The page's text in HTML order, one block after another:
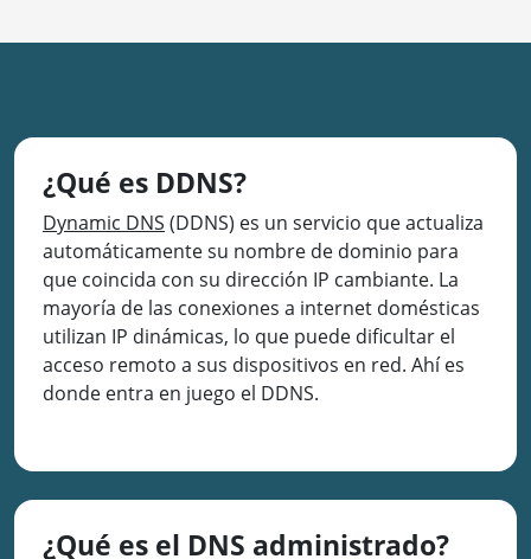
¿Qué es DDNS?
Dynamic DNS (DDNS) es un servicio que actualiza
automáticamente su nombre de dominio para
que coincida con su dirección IP cambiante. La
mayoría de las conexiones a internet domésticas
utilizan IP dinámicas, lo que puede dificultar el
acceso remoto a sus dispositivos en red. Ahí es
donde entra en juego el DDNS.
¿Qué es el DNS administrado?